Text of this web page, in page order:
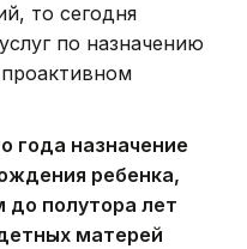
то сегодня
по назначению
года назначение
ребенка,
до полутора лет
матерей